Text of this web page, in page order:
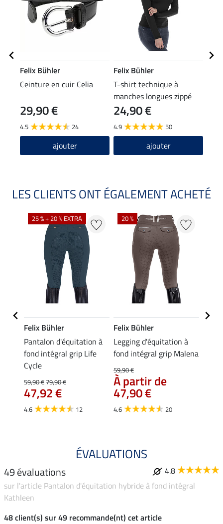
Felix Bühler
Ceinture en cuir Celia
29,90 €
4.5 24
ajouter
Felix Bühler
T-shirt technique à
manches longues zippé
Sofie
24,90 €
4.9 50
ajouter
LES CLIENTS ONT ÉGALEMENT ACHETÉ
25 % + 20 % EXTRA
Felix Bühler
Pantalon d'équitation à
fond intégral grip Life
Cycle
59,90 €79,90 €
47,92 €
4.6 12
20 %
Felix Bühler
Legging d'équitation à
fond intégral grip Malena
59,90 €
À partir de
47,90 €
4.6 20
ÉVALUATIONS
49 évaluations
4.8
sur l'article Pantalon d'équitation hybride à fond intégral
Kathleen
48 client(s) sur 49 recommande(nt) cet article